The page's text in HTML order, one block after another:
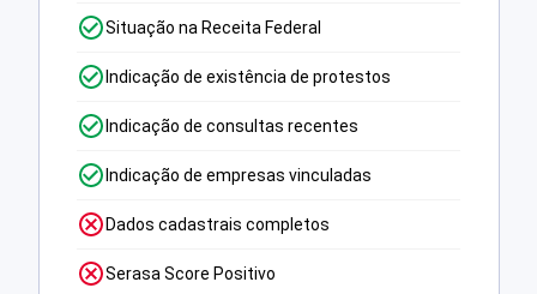
Situação na Receita Federal
Indicação de existência de protestos
Indicação de consultas recentes
Indicação de empresas vinculadas
Dados cadastrais completos
Serasa Score Positivo